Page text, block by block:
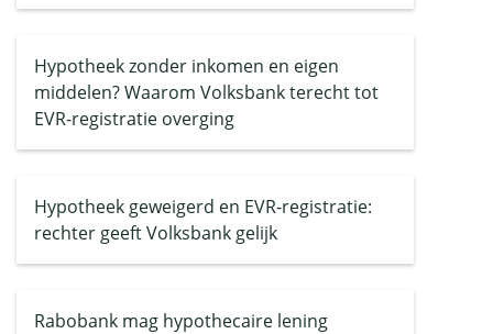
Hypotheek zonder inkomen en eigen
middelen? Waarom Volksbank terecht tot
EVR-registratie overging
Hypotheek geweigerd en EVR-registratie:
rechter geeft Volksbank gelijk
Rabobank mag hypothecaire lening